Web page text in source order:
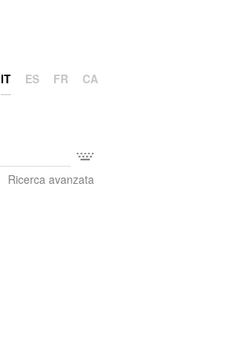
IT ES FR CA
Ricerca avanzata